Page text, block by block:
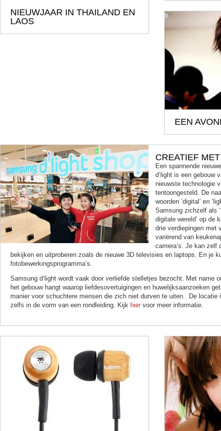
NIEUWJAAR IN THAILAND EN
LAOS
EEN
CREATIEF
Een spannende
d’light is een gebouw
nieuwste technologie
tentoongesteld. De
woorden ‘digital’ en
Samsung zichzelf als
digitale wereld’ op de
drie verdiepingen met
variërend van
camera’s. Je kan zelf
bekijken en uitproberen zoals de nieuwe 3D televisies en laptops. En je
fotobewerkingsprogramma’s.
Samsung d’light wordt vaak door verliefde stelletjes bezocht. Met name
het gebouw hangt waarop liefdesovertuigingen en huwelijksaanzoeken
manier voor schuchtere mensen die zich niet durven te uiten. De locatie
zelfs in de vorm van een rondleiding. Kijk hier voor meer informatie.